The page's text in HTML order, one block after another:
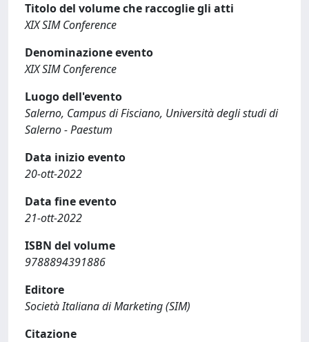
Titolo del volume che raccoglie gli atti
XIX SIM Conference
Denominazione evento
XIX SIM Conference
Luogo dell'evento
Salerno, Campus di Fisciano, Università degli studi di
Salerno - Paestum
Data inizio evento
20-ott-2022
Data fine evento
21-ott-2022
ISBN del volume
9788894391886
Editore
Società Italiana di Marketing (SIM)
Citazione